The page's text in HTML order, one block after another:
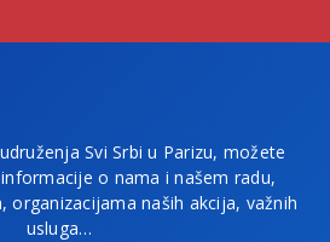
Svi Srbi u Parizu, možete
o nama i našem radu,
organizacijama naših akcija, važnih
usluga…